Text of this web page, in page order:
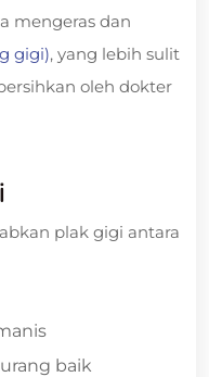
mengeras dan
gigi), yang lebih sulit
oleh dokter
plak gigi antara
baik